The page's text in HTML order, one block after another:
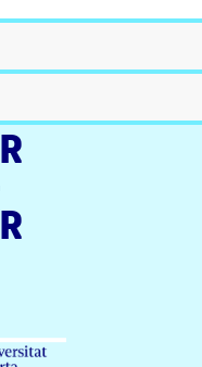
Catalunya (UOC)